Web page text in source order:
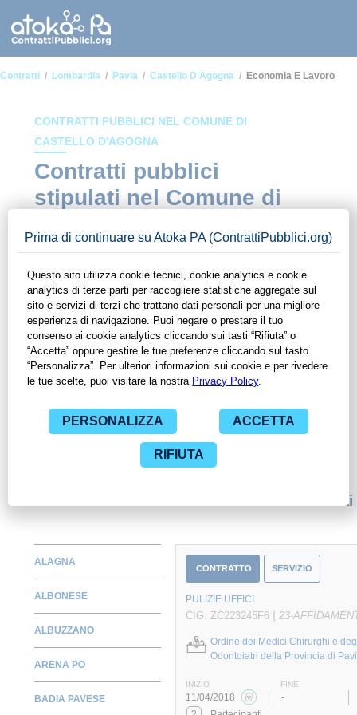
Contratti Lombardia Pavia Castello D'Agogna Economia E Lavoro
CONTRATTI PUBBLICI NEL COMUNE DI
CASTELLO D'AGOGNA
Contratti pubblici
stipulati nel Comune di
ambito Economia e
lavoro
In questa sezione del sito di ContrattiPubblici.org potrai avere
ad alcuni dei contratti presenti nella piattaforma stipulati
all'interno del Comune di Castello d'Agogna in ambito
Economia e lavoro. Grazie alle funzionalità di
ContrattiPubblici.org potrai monitorare la scadenza dei
contratti pubblici di tuo interesse e programmare la tua attività
commerciale con le Pubbliche Amministrazioni con largo
giorni di prova gratuiti per avere l'opportunità di conoscere e
consultare tutti i dati inerenti ai contratti stipulati da una
specifica PA, compresi gli affidamenti diretti.
Monitora alcuni
ALAGNA
ALBONESE
ALBUZZANO
ARENA PO
BADIA PAVESE
CONTRATTO SERVIZIO
PULIZIE UFFICI
CIG: ZC223245F6 | 23-
Ordine dei Medici Chirurghi e
Odontoiatri della Provincia di
INIZIO FINE
11/04/2018
-